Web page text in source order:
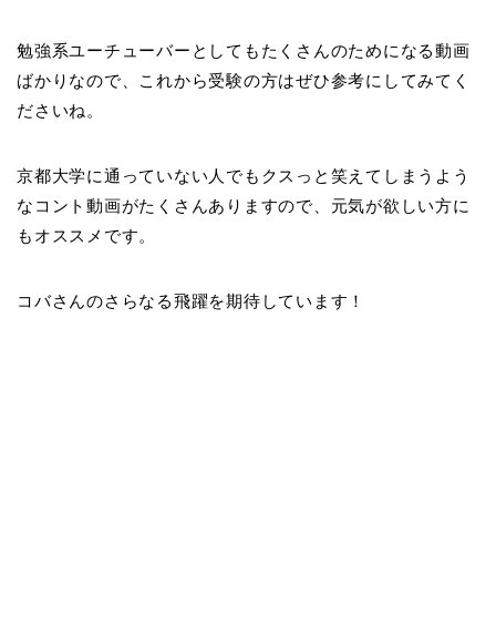
勉強系ユーチューバーとしてもたくさんのためになる動画
ばかりなので、これから受験の方はぜひ参考にしてみてく
ださいね。
京都大学に通っていない人でもクスっと笑えてしまうよう
なコント動画がたくさんありますので、元気が欲しい方に
もオススメです。
コバさんのさらなる飛躍を期待しています！